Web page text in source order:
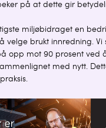
på at dette gir
miljøbidraget en
velge brukt innredning. Vi
opp mot 90 prosent ved
med nytt.